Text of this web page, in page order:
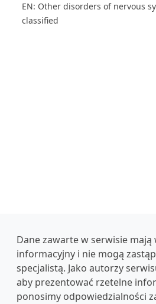
EN: Other disorders of nervous
classified
Dane zawarte w serwisie mają
informacyjny i nie mogą
specjalistą. Jako autorzy
aby prezentować rzetelne
ponosimy odpowiedzialności